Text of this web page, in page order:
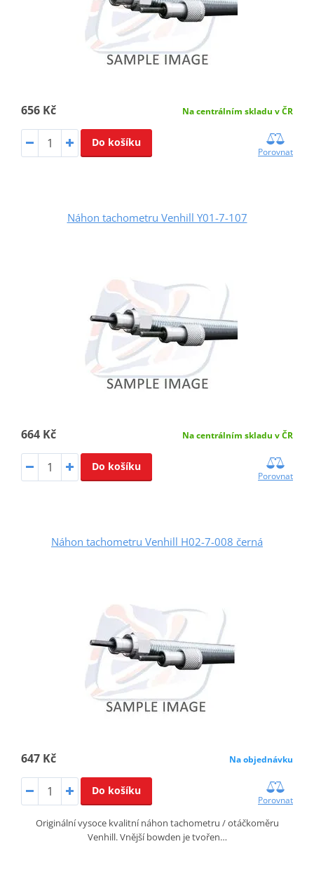
656 Kč Na centrálním skladu v ČR
Do košíku
Porovnat
Náhon tachometru Venhill Y01-7-107
664 Kč Na centrálním skladu v ČR
Do košíku
Porovnat
Náhon tachometru Venhill H02-7-008 černá
647 Kč Na objednávku
Do košíku
Porovnat
Originální vysoce kvalitní náhon tachometru / otáčkoměru
Venhill. Vnější bowden je tvořen…